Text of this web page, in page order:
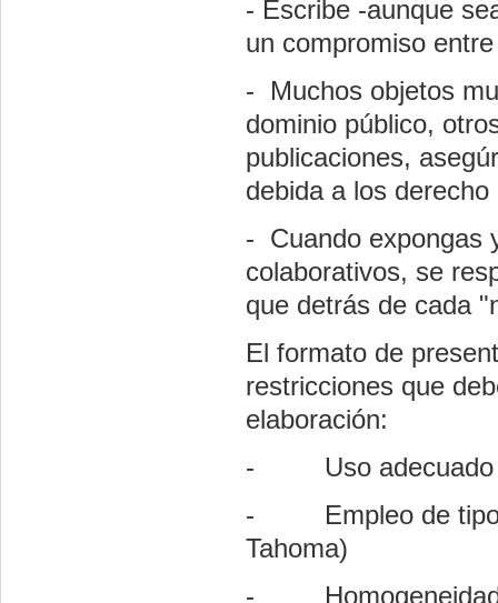
- Escribe -aunque
un compromiso
- Muchos objetos
dominio público,
publicaciones,
debida a los
- Cuando expongas
colaborativos, se
que detrás de cada
El formato de
restricciones que
elaboración:
- Uso adecuado
- Empleo de
Tahoma)
- Homogeneidad